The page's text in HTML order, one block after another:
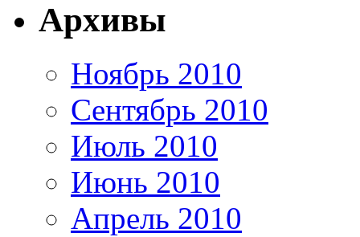
Архивы
Ноябрь 2010
Сентябрь 2010
Июль 2010
Июнь 2010
Апрель 2010